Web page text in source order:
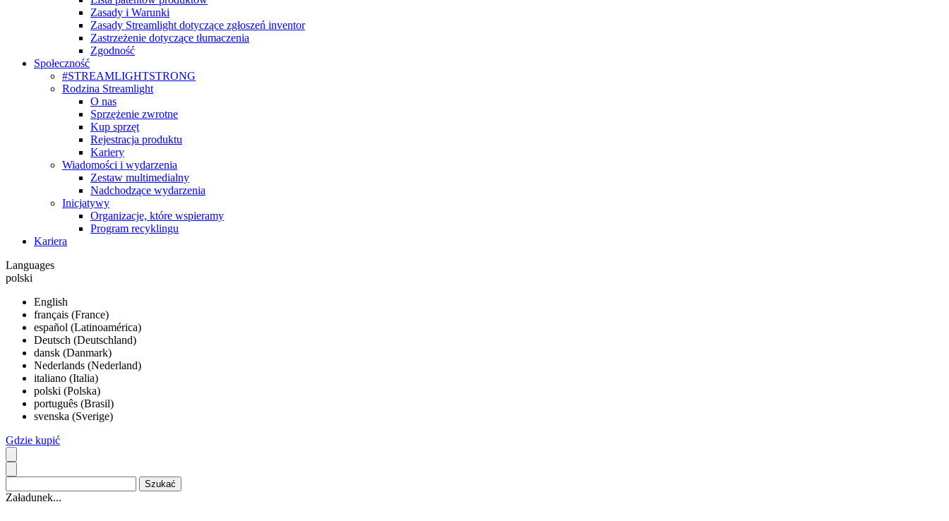
Zasady i Warunki
Zasady Streamlight dotyczące zgłoszeń inventor
Zastrzeżenie dotyczące tłumaczenia
Zgodność
Społeczność
#STREAMLIGHTSTRONG
Rodzina Streamlight
O nas
Sprzężenie zwrotne
Kup sprzęt
Rejestracja produktu
Kariery
Wiadomości i wydarzenia
Zestaw multimedialny
Nadchodzące wydarzenia
Inicjatywy
Organizacje, które wspieramy
Program recyklingu
Kariera
Languages
polski
English
français (France)
español (Latinoamérica)
Deutsch (Deutschland)
dansk (Danmark)
Nederlands (Nederland)
italiano (Italia)
polski (Polska)
português (Brasil)
svenska (Sverige)
Gdzie kupić
Załadunek...